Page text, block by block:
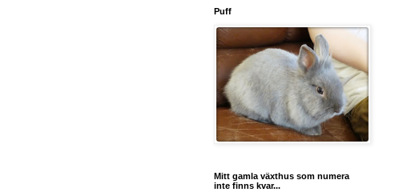
Puff
Mitt gamla växthus som numera
inte finns kvar...